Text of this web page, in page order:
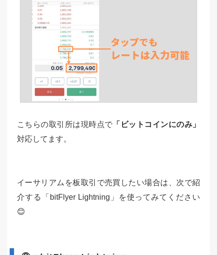
こちらの取引所は現時点で 「ビットコインにのみ」
対応してます。
イーサリアムを板取引で売買したい場合は、次で紹
介する「bitFlyer Lightning」を使ってみてください
😊